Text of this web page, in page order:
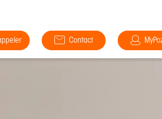
Contact